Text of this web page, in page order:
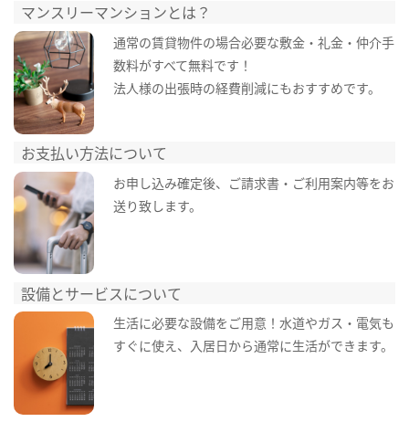
マンスリーマンションとは？
通常の賃貸物件の場合必要な敷金・礼金・仲介手
数料がすべて無料です！
法人様の出張時の経費削減にもおすすめです。
お支払い方法について
お申し込み確定後、ご請求書・ご利用案内等をお
送り致します。
設備とサービスについて
生活に必要な設備をご用意！水道やガス・電気も
すぐに使え、入居日から通常に生活ができます。